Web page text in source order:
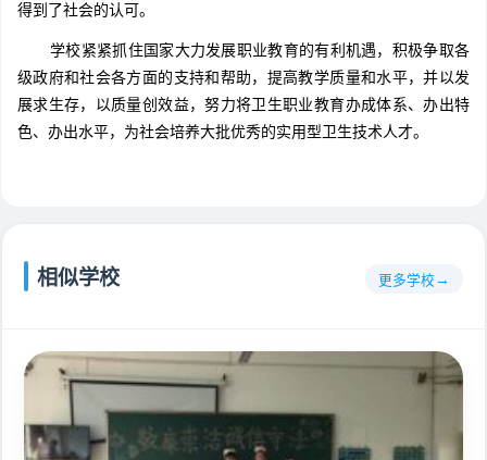
得到了社会的认可。
学校紧紧抓住国家大力发展职业教育的有利机遇，积极争取各
级政府和社会各方面的支持和帮助，提高教学质量和水平，并以发
展求生存，以质量创效益，努力将卫生职业教育办成体系、办出特
色、办出水平，为社会培养大批优秀的实用型卫生技术人才。
相似学校 更多学校